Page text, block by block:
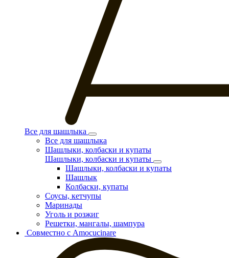
Все для шашлыка
Все для шашлыка
Шашлыки, колбаски и купаты
Шашлыки, колбаски и купаты
Шашлыки, колбаски и купаты
Шашлык
Колбаски, купаты
Соусы, кетчупы
Маринады
Уголь и розжиг
Решетки, мангалы, шампура
Совместно с Amocucinare